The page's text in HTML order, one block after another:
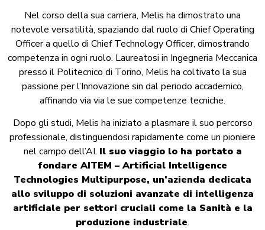
Nel corso della sua carriera, Melis ha dimostrato una
notevole versatilità, spaziando dal ruolo di Chief Operating
Officer a quello di Chief Technology Officer, dimostrando
competenza in ogni ruolo. Laureatosi in Ingegneria Meccanica
presso il Politecnico di Torino, Melis ha coltivato la sua
passione per l’Innovazione sin dal periodo accademico,
affinando via via le sue competenze tecniche.
Dopo gli studi, Melis ha iniziato a plasmare il suo percorso
professionale, distinguendosi rapidamente come un pioniere
nel campo dell’AI. Il suo viaggio lo ha portato a
fondare AITEM – Artificial Intelligence
Technologies Multipurpose, un’azienda dedicata
allo sviluppo di soluzioni avanzate di intelligenza
artificiale per settori cruciali come la Sanità e la
produzione industriale.